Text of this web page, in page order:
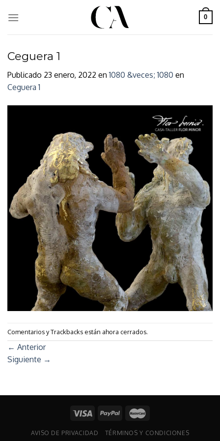
0
Ceguera 1
Publicado 23 enero, 2022 en1080 &veces; 1080 en
Ceguera 1
Comentarios y Trackbacks están ahora cerrados.
← Anterior
Siguiente →
AVISO DE PRIVACIDAD TÉRMINOS Y CONDICIONES